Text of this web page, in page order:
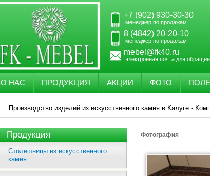
+7 (902) 930-30-30
менеджер по продажам
8 (4842) 20-20-10
менеджер по продажам
mebel@fk40.ru
электронная почта для
О НАС ПРОДУКЦИЯ АКЦИИ ФОТО
Производство изделий из искусственного камня в Калуге -
Продукция
Столешницы из искусственного
камня
Фотография